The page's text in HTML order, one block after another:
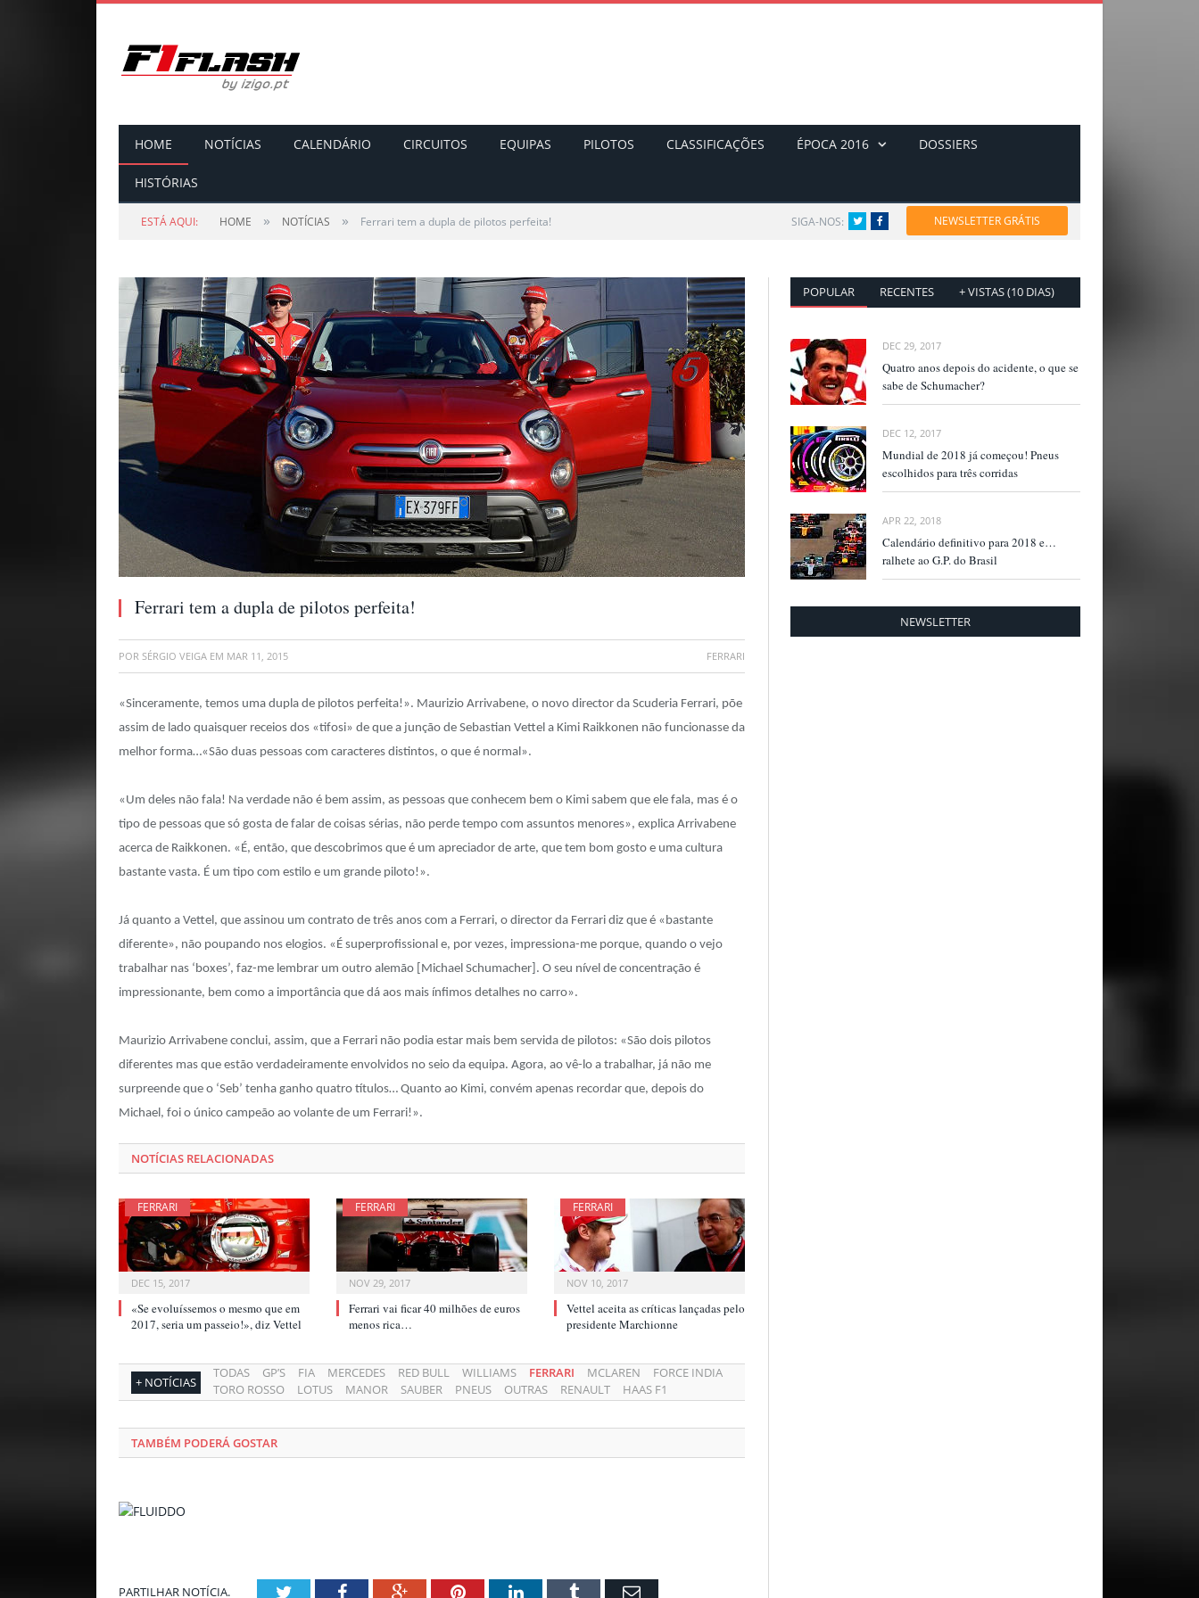
HOME NOTÍCIAS CALENDÁRIO CIRCUITOS EQUIPAS PILOTOS CLASSIFICAÇÕES ÉPOCA 2016 DOSSIERS
HISTÓRIAS
ESTÁ AQUI: HOME » NOTÍCIAS » Ferrari tem a dupla de pilotos perfeita! SIGA-NOS: TwitterFacebook NEWSLETTER GRÁTIS
Ferrari tem a dupla de pilotos perfeita!
POR SÉRGIO VEIGA EM MAR 11, 2015 FERRARI
«Sinceramente, temos uma dupla de pilotos perfeita!». Maurizio Arrivabene, o novo director da Scuderia Ferrari, põe
assim de lado quaisquer receios dos «tifosi» de que a junção de Sebastian Vettel a Kimi Raikkonen não funcionasse da
melhor forma…«São duas pessoas com caracteres distintos, o que é normal».
«Um deles não fala! Na verdade não é bem assim, as pessoas que conhecem bem o Kimi sabem que ele fala, mas é o
tipo de pessoas que só gosta de falar de coisas sérias, não perde tempo com assuntos menores», explica Arrivabene
acerca de Raikkonen. «É, então, que descobrimos que é um apreciador de arte, que tem bom gosto e uma cultura
bastante vasta. É um tipo com estilo e um grande piloto!».
Já quanto a Vettel, que assinou um contrato de três anos com a Ferrari, o director da Ferrari diz que é «bastante
diferente», não poupando nos elogios. «É superprofissional e, por vezes, impressiona-me porque, quando o vejo
trabalhar nas ‘boxes’, faz-me lembrar um outro alemão [Michael Schumacher]. O seu nível de concentração é
impressionante, bem como a importância que dá aos mais ínfimos detalhes no carro».
Maurizio Arrivabene conclui, assim, que a Ferrari não podia estar mais bem servida de pilotos: «São dois pilotos
diferentes mas que estão verdadeiramente envolvidos no seio da equipa. Agora, ao vê-lo a trabalhar, já não me
surpreende que o ‘Seb’ tenha ganho quatro títulos… Quanto ao Kimi, convém apenas recordar que, depois do
Michael, foi o único campeão ao volante de um Ferrari!».
NOTÍCIAS RELACIONADAS
FERRARI
DEC 15, 2017
«Se evoluíssemos o mesmo que em
2017, seria um passeio!», diz Vettel
FERRARI
NOV 29, 2017
Ferrari vai ficar 40 milhões de euros
menos rica…
FERRARI
NOV 10, 2017
Vettel aceita as críticas lançadas pelo
presidente Marchionne
+ NOTÍCIAS
TODAS GP’S FIA MERCEDES RED BULL WILLIAMS FERRARI MCLAREN
FORCE INDIA
TORO ROSSO
LOTUS MANOR SAUBER PNEUS OUTRAS RENAULT HAAS F1
TAMBÉM PODERÁ GOSTAR
PARTILHAR NOTÍCIA. TwitterFacebookGoogle+PinterestLinkedInTumblr Email
POPULAR RECENTES + VISTAS (10 DIAS)
DEC 29, 2017
Quatro anos depois do acidente, o que se
sabe de Schumacher?
DEC 12, 2017
Mundial de 2018 já começou! Pneus
escolhidos para três corridas
APR 22, 2018
Calendário definitivo para 2018 e…
ralhete ao G.P. do Brasil
NEWSLETTER